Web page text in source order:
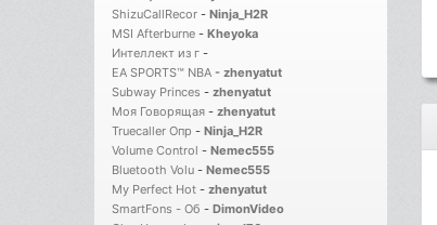
ShizuCallRecor - Ninja_H2R
MSI Afterburne - Kheyoka
Интеллект из г -
EA SPORTS™ NBA - zhenyatut
Subway Princes - zhenyatut
Моя Говорящая - zhenyatut
Truecaller Опр - Ninja_H2R
Volume Control - Nemec555
Bluetooth Volu - Nemec555
My Perfect Hot - zhenyatut
SmartFons - Об - DimonVideo